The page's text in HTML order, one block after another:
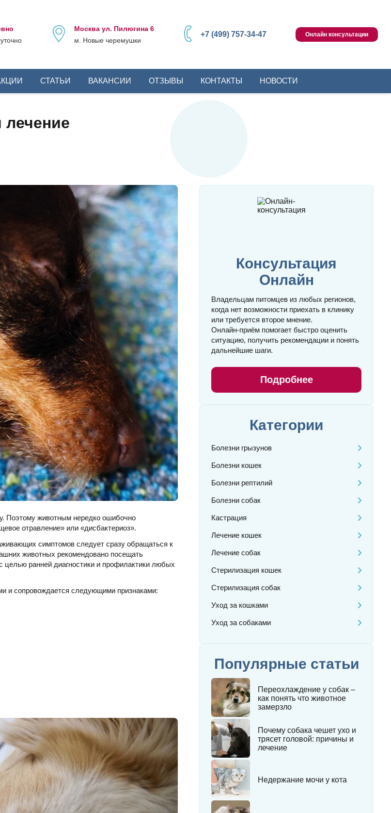
Москва ул. Пилюгина 6
м. Новые черемушки
+7 (499) 757-34-47 Онлайн консультации
СТАТЬИ ВАКАНСИИ ОТЗЫВЫ КОНТАКТЫ НОВОСТИ
Поэтому животным нередко ошибочно
отравление» или «дисбактериоз».
симптомов следует сразу обращаться к
животных рекомендовано посещать
целью ранней диагностики и профилактики любых
и сопровождается следующими признаками:
Консультация
Онлайн
Владельцам питомцев из любых регионов,
когда нет возможности приехать в клинику
или требуется второе мнение.
Онлайн‑приём помогает быстро оценить
ситуацию, получить рекомендации и понять
дальнейшие шаги.
Подробнее
Категории
Болезни грызунов
Болезни кошек
Болезни рептилий
Болезни собак
Кастрация
Лечение кошек
Лечение собак
Стерилизация кошек
Стерилизация собак
Уход за кошками
Уход за собаками
Популярные статьи
Переохлаждение у собак –
как понять что животное
замерзло
Почему собака чешет ухо и
трясет головой: причины и
лечение
Недержание мочи у кота